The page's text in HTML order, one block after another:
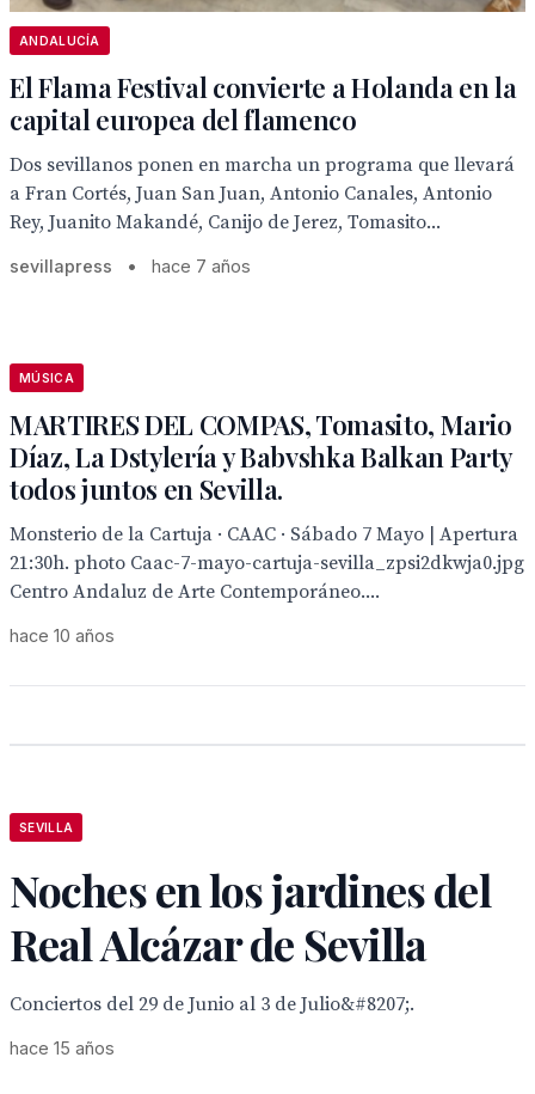
ANDALUCÍA
El Flama Festival convierte a Holanda en la
capital europea del flamenco
Dos sevillanos ponen en marcha un programa que llevará
a Fran Cortés, Juan San Juan, Antonio Canales, Antonio
Rey, Juanito Makandé, Canijo de Jerez, Tomasito...
sevillapress • hace 7 años
MÚSICA
MARTIRES DEL COMPAS, Tomasito, Mario
Díaz, La Dstylería y Babvshka Balkan Party
todos juntos en Sevilla.
Monsterio de la Cartuja · CAAC · Sábado 7 Mayo | Apertura
21:30h. photo Caac-7-mayo-cartuja-sevilla_zpsi2dkwja0.jpg
Centro Andaluz de Arte Contemporáneo....
hace 10 años
SEVILLA
Noches en los jardines del
Real Alcázar de Sevilla
Conciertos del 29 de Junio al 3 de Julio&#8207;.
hace 15 años